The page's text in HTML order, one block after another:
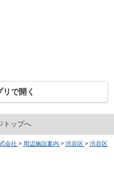
で開く
トップへ
会社 > 周辺施設案内 > 渋谷区 > 渋谷区